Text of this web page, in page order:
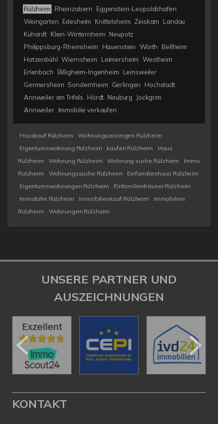
Rülzheim Rheinzabern
Eggenstein-Leopoldshafen
Weingarten Edesheim Knittelsheim Zeiskam
Landau
Kuhardt Klein-Winternheim Neupotz
Philippsburg-Rheinsheim
Hauenstein Wörth
Bellheim
Hatzenbühl Wiernsheim Leimersheim Westheim
Erlenbach
Billigheim-Ingenheim
Leinsweiler
Germersheim Sondernheim Gerlingen
Hochstadt
Annweiler am Trifels
Hördt Neuburg
Jockgrim
Annweiler Immobilie verkaufen
Hauskauf Rülzheim
Wohnungsanzeigen Rülzheim
Eigentumswohnung Rülzheim
kaufen Rülzheim
Haus
Rülzheim
Wohnung Rülzheim Wohnung suche Rülzheim
Immo
Rülzheim
Wohnungssuche Rülzheim
Einfamilienhaus Rülzheim
Eigentumswohnungen Rülzheim
Einfamilienhäuser Rülzheim
Immobilie Rülzheim
Immobilienkauf Rülzheim
Immobilien
Rülzheim
Wohnungen Rülzheim
UNSERE PARTNER UND
AUSZEICHNUNGEN
KONTAKT